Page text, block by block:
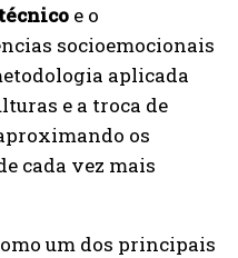
e o
socioemocionais
aplicada
e a troca de
os
cada vez mais
um dos principais